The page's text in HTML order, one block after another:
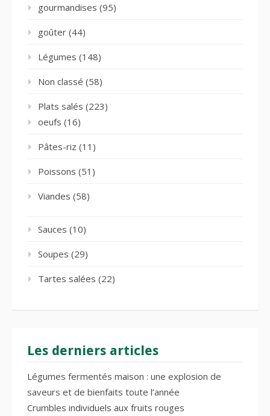
gourmandises (95)
goûter (44)
Légumes (148)
Non classé (58)
Plats salés (223)
oeufs (16)
Pâtes-riz (11)
Poissons (51)
Viandes (58)
Sauces (10)
Soupes (29)
Tartes salées (22)
Les derniers articles
Légumes fermentés maison : une explosion de
saveurs et de bienfaits toute l’année
Crumbles individuels aux fruits rouges